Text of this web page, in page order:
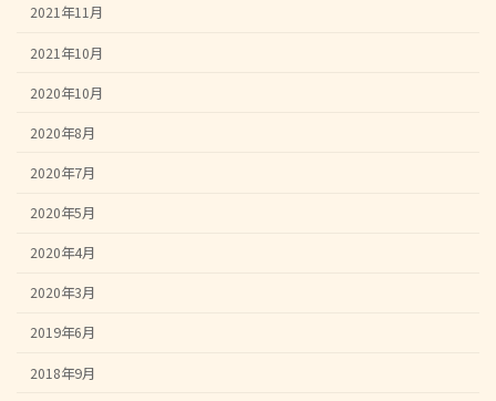
2021年11月
2021年10月
2020年10月
2020年8月
2020年7月
2020年5月
2020年4月
2020年3月
2019年6月
2018年9月